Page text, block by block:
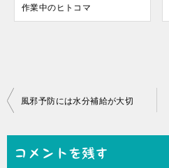
作業中のヒトコマ
投
風邪予防には水分補給が大切
コメントを残す